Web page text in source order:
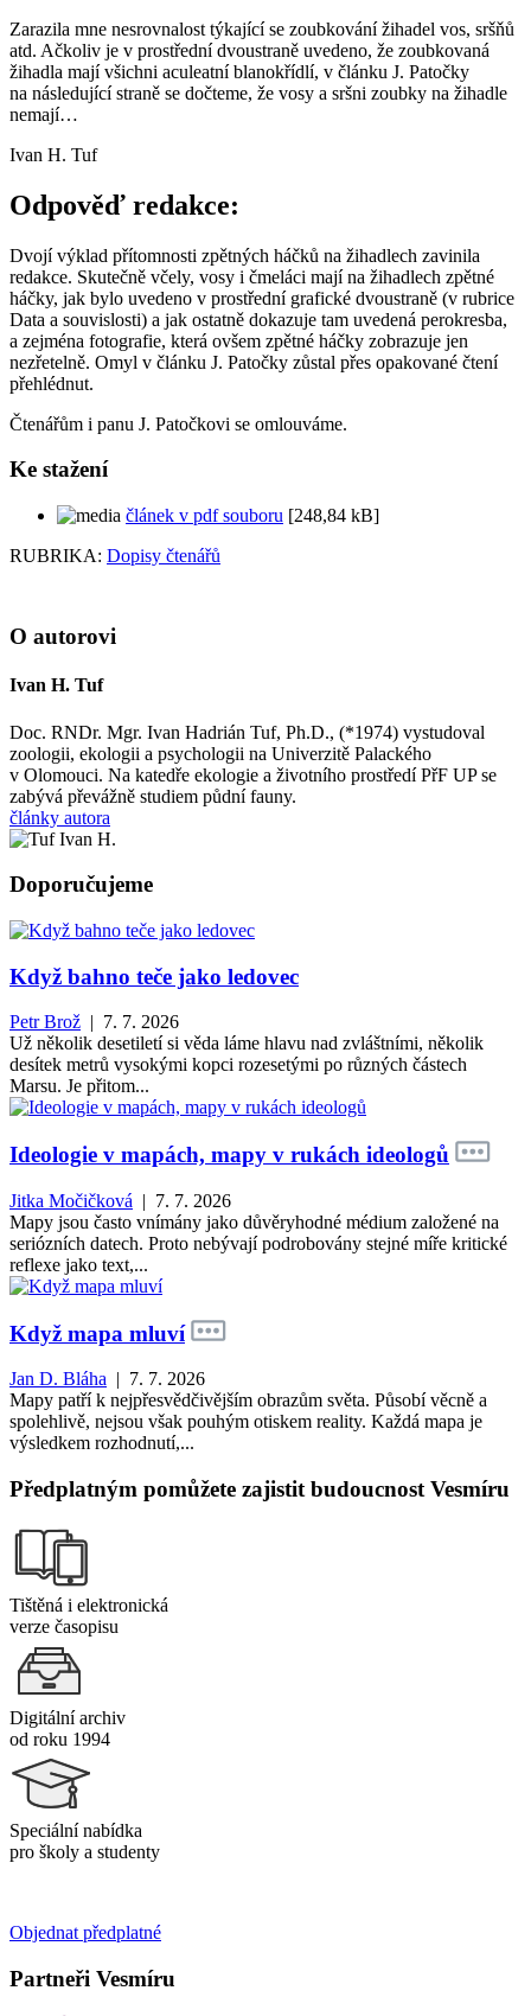
Zarazila mne nesrovnalost týkající se zoubkování žihadel vos, sršňů
atd. Ačkoliv je v prostřední dvoustraně uvedeno, že zoubkovaná
žihadla mají všichni aculeatní blanokřídlí, v článku J. Patočky
na následující straně se dočteme, že vosy a sršni zoubky na žihadle
nemají…
Ivan H. Tuf
Odpověď redakce:
Dvojí výklad přítomnosti zpětných háčků na žihadlech zavinila
redakce. Skutečně včely, vosy i čmeláci mají na žihadlech zpětné
háčky, jak bylo uvedeno v prostřední grafické dvoustraně (v rubrice
Data a souvislosti) a jak ostatně dokazuje tam uvedená perokresba,
a zejména fotografie, která ovšem zpětné háčky zobrazuje jen
nezřetelně. Omyl v článku J. Patočky zůstal přes opakované čtení
přehlédnut.
Čtenářům i panu J. Patočkovi se omlouváme.
Ke stažení
článek v pdf souboru [248,84 kB]
RUBRIKA: Dopisy čtenářů
O autorovi
Ivan H. Tuf
Doc. RNDr. Mgr. Ivan Hadrián Tuf, Ph.D., (*1974) vystudoval
zoologii, ekologii a psychologii na Univerzitě Palackého
v Olomouci. Na katedře ekologie a životního prostředí PřF UP se
zabývá převážně studiem půdní fauny.
články autora
Doporučujeme
Když bahno teče jako ledovec
Petr Brož | 7. 7. 2026
Už několik desetiletí si věda láme hlavu nad zvláštními, několik
desítek metrů vysokými kopci rozesetými po různých částech
Marsu. Je přitom...
Ideologie v mapách, mapy v rukách ideologů
Jitka Močičková | 7. 7. 2026
Mapy jsou často vnímány jako důvěryhodné médium založené na
seriózních datech. Proto nebývají podrobovány stejné míře kritické
reflexe jako text,...
Když mapa mluví
Jan D. Bláha | 7. 7. 2026
Mapy patří k nejpřesvědčivějším obrazům světa. Působí věcně a
spolehlivě, nejsou však pouhým otiskem reality. Každá mapa je
výsledkem rozhodnutí,...
Předplatným pomůžete zajistit budoucnost Vesmíru
Tištěná i elektronická
verze časopisu
Digitální archiv
od roku 1994
Speciální nabídka
pro školy a studenty
Objednat předplatné
Partneři Vesmíru